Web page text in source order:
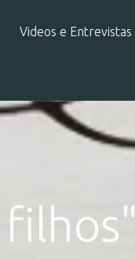
Videos e Entrevistas